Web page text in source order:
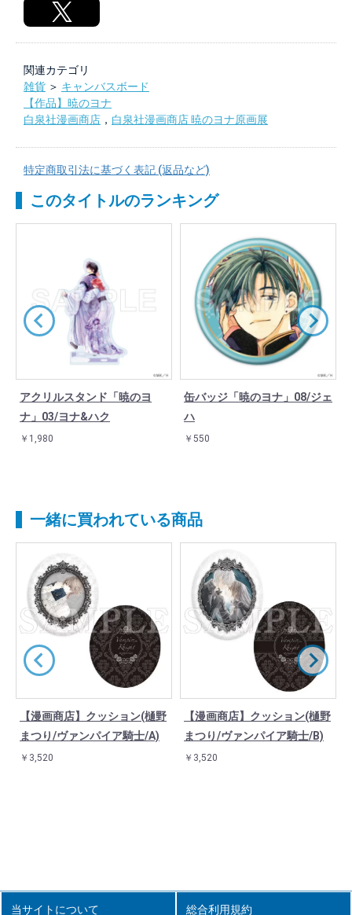
関連カテゴリ
雑貨 ＞ キャンバスボード
【作品】暁のヨナ
白泉社漫画商店 ， 白泉社漫画商店 暁のヨナ原画展
特定商取引法に基づく表記 (返品など)
このタイトルのランキング
アクリルスタンド「暁のヨ
ナ」03/ヨナ&ハク
￥1,980
缶バッジ「暁のヨナ」08/ジェ
ハ
￥550
一緒に買われている商品
【漫画商店】クッション(樋野
まつり/ヴァンパイア騎士/A)
￥3,520
【漫画商店】クッション(樋野
まつり/ヴァンパイア騎士/B)
￥3,520
当サイトについて 総合利用規約